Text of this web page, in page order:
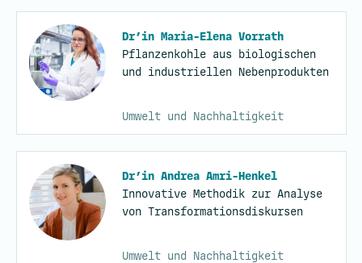
Dr’in Maria-Elena Vorrath
Pflanzenkohle aus biologischen
und industriellen Nebenprodukten
Umwelt und Nachhaltigkeit
Dr’in Andrea Amri-Henkel
Innovative Methodik zur Analyse
von Transformationsdiskursen
Umwelt und Nachhaltigkeit